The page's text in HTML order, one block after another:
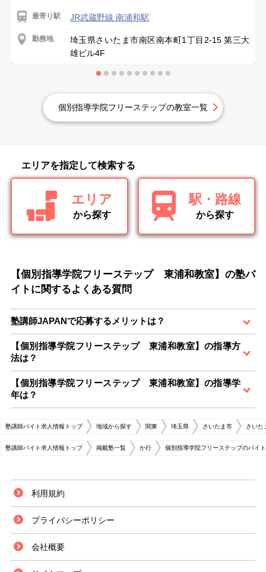
最寄り駅 JR武蔵野線 南浦和駅
勤務地
埼玉県さいたま市南区南本町1丁目2-15 第三大
雄ビル4F
個別指導学院フリーステップの教室一覧
エリアを指定して検索する
エリア
から探す
駅・路線
から探す
【個別指導学院フリーステップ 東浦和教室】の塾バ
イトに関するよくある質問
塾講師JAPANで応募するメリットは？
【個別指導学院フリーステップ 東浦和教室】の指導方
法は？
【個別指導学院フリーステップ 東浦和教室】の指導学
年は？
塾講師バイト求人情報トップ 地域から探す 関東 埼玉県 さいたま市 さいた
塾講師バイト求人情報トップ 掲載塾一覧 か行 個別指導学院フリーステップのバイ
利用規約
プライバシーポリシー
会社概要